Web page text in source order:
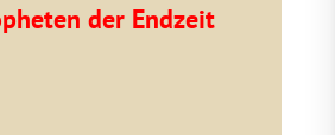
der Endzeit